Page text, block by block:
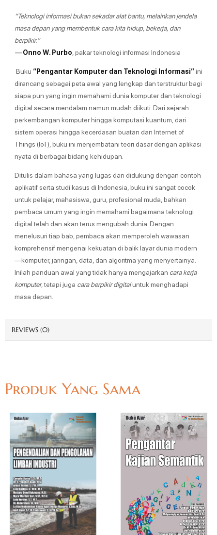
“Teknologi informasi bukan sekadar alat bantu, melainkan jendela
masa depan yang membentuk cara kita hidup, bekerja, dan
berpikir.”
—Onno W. Purbo , pakar teknologi informasi Indonesia
Buku “Pengantar Komputer dan Teknologi Informasi”ini
dirancang sebagai peta awal yang lengkap dan terstruktur bagi
siapa pun yang ingin memahami dunia komputer dan teknologi
digital secara mendalam namun mudah diikuti. Dari sejarah
perkembangan komputer hingga komputasi kuantum, dari
sistem operasi hingga kecerdasan buatan dan Internet of
Things (IoT), buku ini menjembatani teori dasar dengan aplikasi
nyata di berbagai bidang kehidupan.
Ditulis dalam bahasa yang lugas dan didukung dengan contoh
aplikatif serta studi kasus di Indonesia, buku ini sangat cocok
untuk pelajar, mahasiswa, guru, profesional muda, bahkan
pembaca umum yang ingin memahami bagaimana teknologi
digital telah dan akan terus mengubah dunia. Dengan
menelusuri tiap bab, pembaca akan memperoleh wawasan
komprehensif mengenai kekuatan di balik layar dunia modern
—komputer, jaringan, data, dan algoritma yang menyertainya.
Inilah panduan awal yang tidak hanya mengajarkan cara kerja
komputer, tetapi juga cara berpikir digitaluntuk menghadapi
masa depan.
REVIEWS (0)
Produk Yang Sama